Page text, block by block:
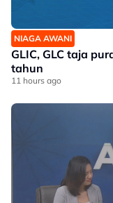
NIAGA AWANI
GLIC, GLC taja
tahun
11 hours ago